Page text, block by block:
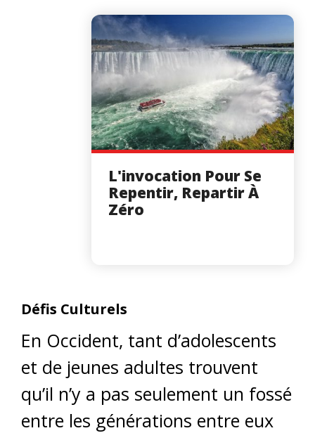
L'invocation Pour Se
Repentir, Repartir À
Zéro
Défis Culturels
En Occident, tant d’adolescents
et de jeunes adultes trouvent
qu’il n’y a pas seulement un fossé
entre les générations entre eux